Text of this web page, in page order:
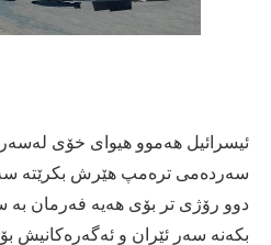
ئیسرائیل هەموو هیوای خۆی لەسەر
سەردەمی ترەمپ هێرش بكرێتە سەر
دوو رۆژی تر بۆی هەیە فەرمان
بكەنە سەر ئێران و ئەگەرەكانیش